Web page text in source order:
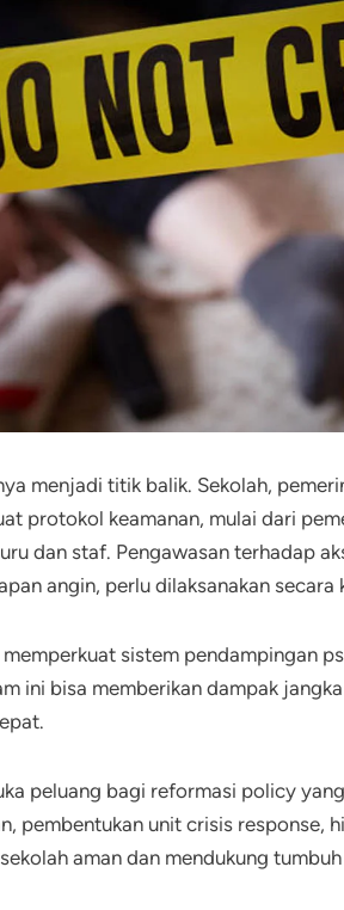
menjadi titik balik. Sekolah,
protokol keamanan, mulai dari
dan staf. Pengawasan terhadap
angin, perlu dilaksanakan secara
sistem pendampingan
ini bisa memberikan dampak
peluang bagi reformasi policy
pembentukan unit crisis response,
aman dan mendukung